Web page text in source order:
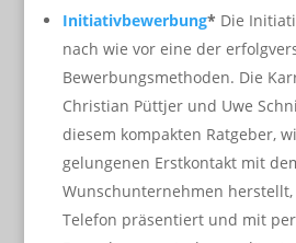
Initiativbewerbung* Die
nach wie vor eine der
Bewerbungsmethoden. Die
Christian Püttjer und Uwe
diesem kompakten Ratgeber,
gelungenen Erstkontakt mit
Wunschunternehmen herstellt,
Telefon präsentiert und mit